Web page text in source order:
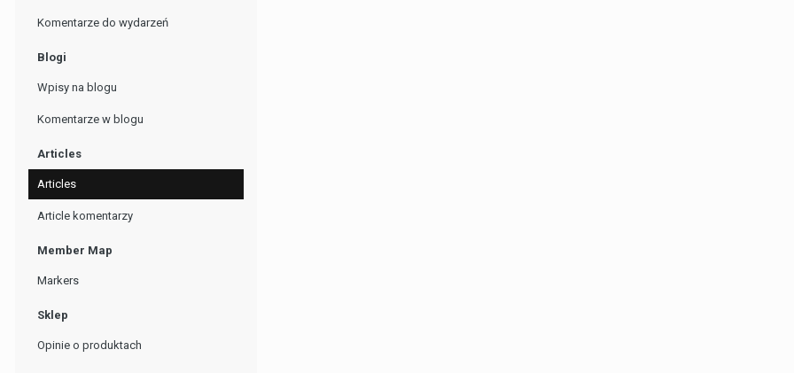
Komentarze do wydarzeń
Blogi
Wpisy na blogu
Komentarze w blogu
Articles
Articles
Article komentarzy
Member Map
Markers
Sklep
Opinie o produktach